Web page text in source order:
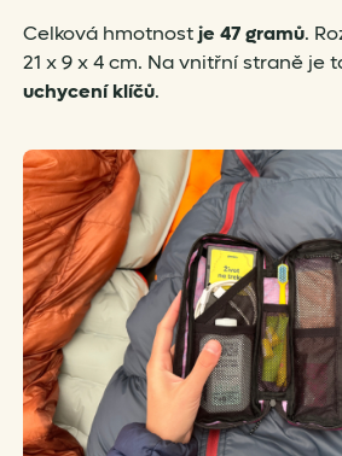
Celková hmotnostje 47 gramů.
21 x 9 x 4 cm. Na vnitřní straně je
uchycení klíčů.